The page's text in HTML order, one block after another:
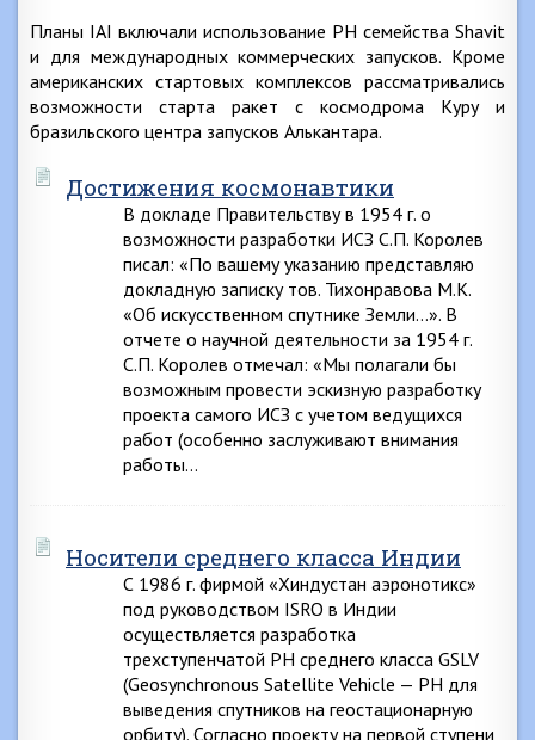
Планы IAI включали использование РН семейства Shavit
и для международных коммерческих запусков. Кроме
американских стартовых комплексов рассматривались
возможности старта ракет с космодрома Куру и
бразильского центра запусков Алькантара.
Достижения космонавтики
В докладе Правительству в 1954 г. о
возможности разработки ИСЗ С.П. Королев
писал: «По вашему указанию представляю
докладную записку тов. Тихонравова М.К.
«Об искусственном спутнике Земли…». В
отчете о научной деятельности за 1954 г.
С.П. Королев отмечал: «Мы полагали бы
возможным провести эскизную разработку
проекта самого ИСЗ с учетом ведущихся
работ (особенно заслуживают внимания
работы…
Носители среднего класса Индии
С 1986 г. фирмой «Хиндустан аэронотикс»
под руководством ISRO в Индии
осуществляется разработка
трехступенчатой РН среднего класса GSLV
(Geosynchronous Satellite Vehicle — РН для
выведения спутников на геостационарную
орбиту). Согласно проекту на первой ступени